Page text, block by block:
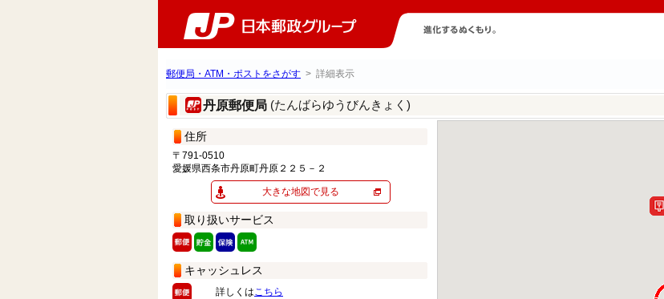
郵便局・ATM・ポストをさがす > 詳細表示
丹原郵便局 (たんばらゆうびんきょく)
住所
〒791-0510
愛媛県西条市丹原町丹原２２５－２
大きな地図で見る
取り扱いサービス
キャッシュレス
詳しくはこちら